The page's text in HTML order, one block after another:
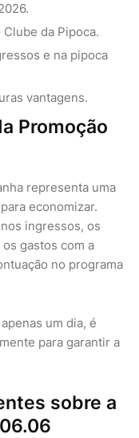
da Pipoca.
e na pipoca
vantagens.
Promoção
representa uma
economizar.
ingressos, os
gastos com a
no programa
um dia, é
para garantir a
sobre a